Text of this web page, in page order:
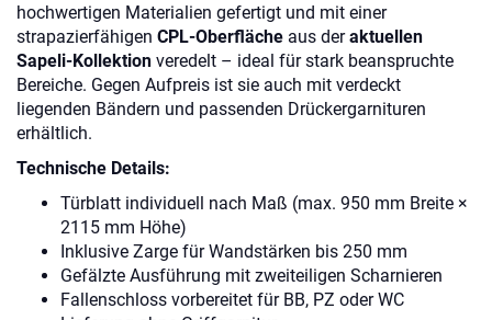
hochwertigen Materialien gefertigt und mit einer
strapazierfähigen CPL-Oberfläche aus deraktuellen
Sapeli-Kollektion veredelt – ideal für stark beanspruchte
Bereiche. Gegen Aufpreis ist sie auch mit verdeckt
liegenden Bändern und passenden Drückergarnituren
erhältlich.
Technische Details:
Türblatt individuell nach Maß (max. 950 mm Breite ×
2115 mm Höhe)
Inklusive Zarge für Wandstärken bis 250 mm
Gefälzte Ausführung mit zweiteiligen Scharnieren
Fallenschloss vorbereitet für BB, PZ oder WC